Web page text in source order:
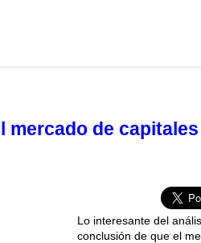
mercado de capitales
Lo interesante del
conclusión de que el